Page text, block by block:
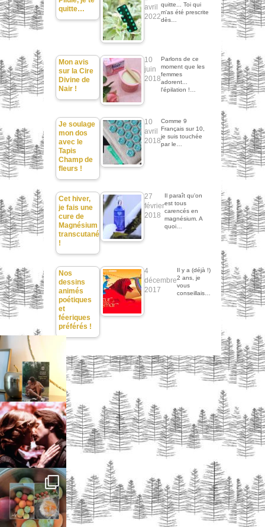
quitte…
avril
2022
quitte... Toi qui
m'as été prescrite
dès…
Mon avis
sur la Cire
Divine de
Nair !
10
juin
2018
Parlons de ce
moment que les
femmes
adorent...
l'épilation !…
Je soulage
mon dos
avec le
Tapis
Champ de
fleurs !
10
avril
2018
Comme 9
Français sur 10,
je suis touchée
par le…
Cet hiver,
je fais une
cure de
Magnésium
transcutané
!
27
février
2018
Il paraît qu'on
est tous
carencés en
magnésium. A
quoi…
Nos
dessins
animés
poétiques
et
féeriques
préférés !
4
décembre
2017
Il y a (déjà !)
2 ans, je
vous
conseillais…